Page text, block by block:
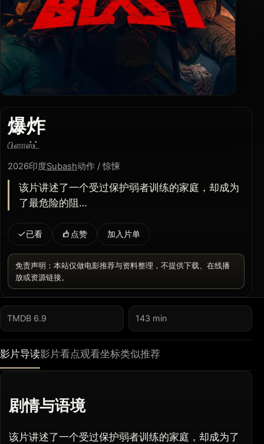
爆炸
பிளாஸ்ட்
2026印度Subash动作 / 惊悚
该片讲述了一个受过保护弱者训练的家庭，却成为
了最危险的阻…
已看 点赞 加入片单
免责声明：本站仅做电影推荐与资料整理，不提供下载、在线播
放或资源链接。
TMDB 6.9 143 min
影片导读影片看点观看坐标类似推荐
剧情与语境
该片讲述了一个受过保护弱者训练的家庭，却成为了